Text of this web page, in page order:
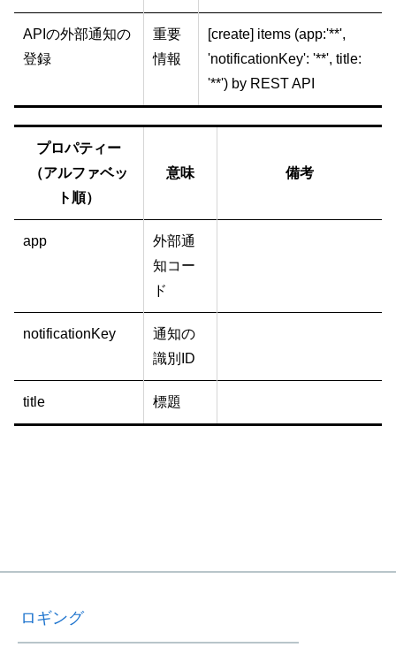
APIの外部通知の
登録
重要
情報
[create] items (app:'**',
'notificationKey': '**', title:
'**') by REST API
プロパティー
（アルファベッ
ト順）
意味 備考
app
外部通
知コー
ド
notificationKey
通知の
識別ID
title 標題
ロギング